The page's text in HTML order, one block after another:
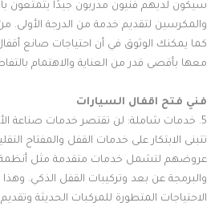
سيكون لديهم فنيون مدربون جيدًا يتمتعون
والمكرسين لتقديم خدمة من الدرجة الأولى.
كما يمكنك الوثوق في أن احتياجات صانع
معها بأقصى قدر من العناية والاهتمام
فني فتح اقفال السيارات
5. خدمات شاملة: لن تقتصر خدمات صناعة
تتبنى الابتكار على خدمات القفل والمفتاح
عروضهم لتشمل خدمات متقدمة مثل أنظمة
والبرمجة عن بعد وتركيبات القفل الذكي.
الاحتياجات المتطورة للمركبات الحديثة